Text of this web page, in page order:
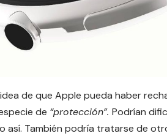
de que Apple pueda haber
de “protección”. Podrían
así. También podría tratarse de